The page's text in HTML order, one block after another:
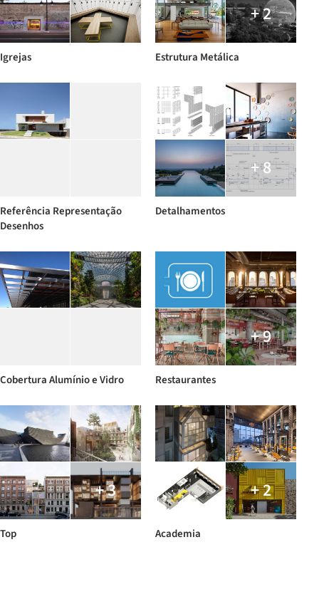
Igrejas
+ 2
Estrutura Metálica
Referência Representação
Desenhos
+ 8
Detalhamentos
Cobertura Alumínio e Vidro
+ 9
Restaurantes
+ 3
Top
+ 2
Academia